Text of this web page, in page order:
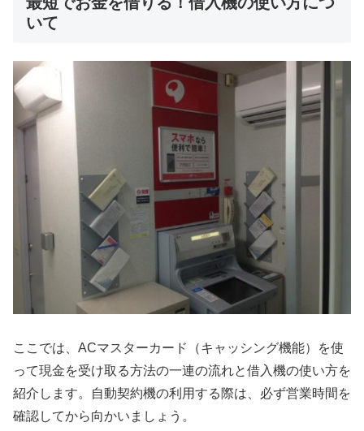
いて
ここでは、ACマスターカード（キャッシング機能）を使
って現金を受け取る方法の一連の流れと借入機の使い方を
紹介します。自動契約機の利用する際は、必ず営業時間を
確認してから向かいましょう。